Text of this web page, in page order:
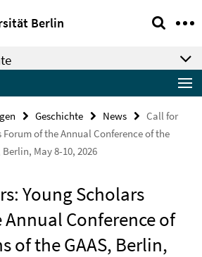
Berlin
Geschichte News
Call for
Forum of the Annual Conference of the
May 8-10, 2026
Young Scholars
Conference of
of the GAAS, Berlin,